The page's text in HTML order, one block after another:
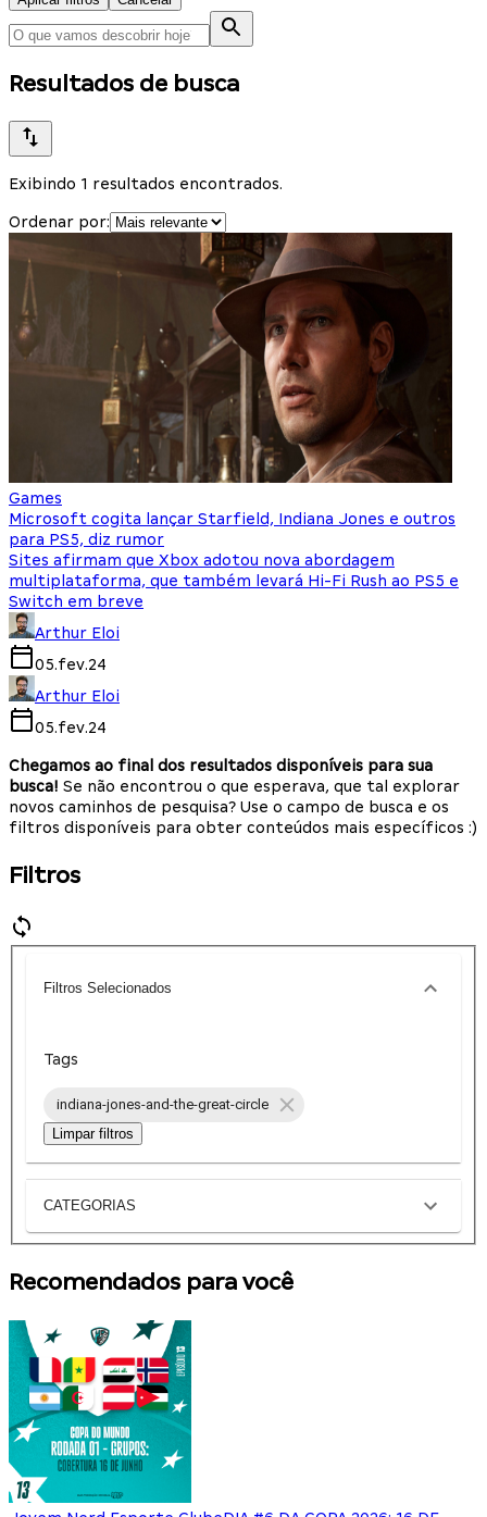
Resultados de busca
Exibindo 1 resultados encontrados.
Ordenar por:
Games
Microsoft cogita lançar Starfield, Indiana Jones e outros
para PS5, diz rumor
Sites afirmam que Xbox adotou nova abordagem
multiplataforma, que também levará Hi-Fi Rush ao PS5 e
Switch em breve
Arthur Eloi
05.fev.24
Arthur Eloi
05.fev.24
Chegamos ao final dos resultados disponíveis para sua
busca! Se não encontrou o que esperava, que tal explorar
novos caminhos de pesquisa? Use o campo de busca e os
filtros disponíveis para obter conteúdos mais específicos :)
Filtros
Filtros Selecionados
Tags
indiana-jones-and-the-great-circle
Limpar filtros
CATEGORIAS
Recomendados para você